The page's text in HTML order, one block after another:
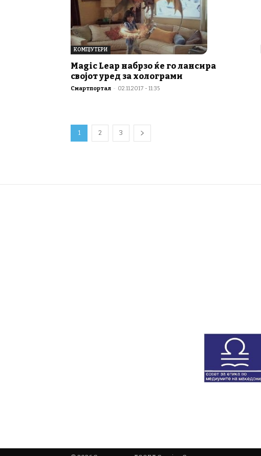
КОМПЈУТЕРИ
Magic Leap набрзо ќе го лансира
својот уред за холограми
Смартпортал - 02.11.2017 - 11:35
1 2 3